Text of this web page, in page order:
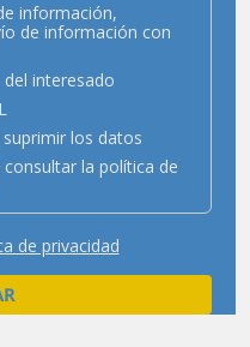
información,
de información con
interesado
los datos
consultar la política de
de privacidad